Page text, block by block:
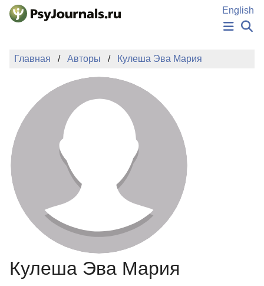
Перейти к основному содержанию
English
НОВОСТИ
АВТОРЫ
ПОДАТЬ РУКОПИСЬ
БАЗА ЗНАНИЙ
КЛЮЧЕВЫЕ СЛОВА
Регистрация
Главная Авторы Кулеша Эва Мария
Кулеша Эва Мария